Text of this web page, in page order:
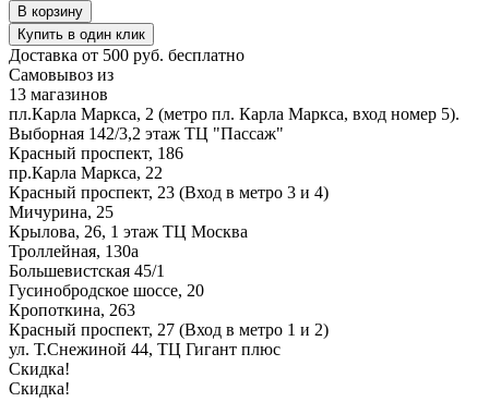
В корзину
Купить в один клик
Доставка от 500 руб. бесплатно
Самовывоз из
13 магазинов
пл.Карла Маркса, 2 (метро пл. Карла Маркса, вход номер 5).
Выборная 142/3,2 этаж ТЦ "Пассаж"
Красный проспект, 186
пр.Карла Маркса, 22
Красный проспект, 23 (Вход в метро 3 и 4)
Мичурина, 25
Крылова, 26, 1 этаж ТЦ Москва
Троллейная, 130а
Большевистская 45/1
Гусинобродское шоссе, 20
Кропоткина, 263
Красный проспект, 27 (Вход в метро 1 и 2)
ул. Т.Снежиной 44, ТЦ Гигант плюс
Скидка!
Скидка!